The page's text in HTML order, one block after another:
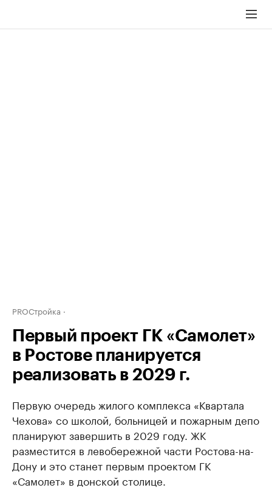
PROСтройка
Первый проект ГК «Самолет»
в Ростове планируется
реализовать в 2029 г.
Первую очередь жилого комплекса «Квартала
Чехова» со школой, больницей и пожарным депо
планируют завершить в 2029 году. ЖК
разместится в левобережной части Ростова-на-
Дону и это станет первым проектом ГК
«Самолет» в донской столице.